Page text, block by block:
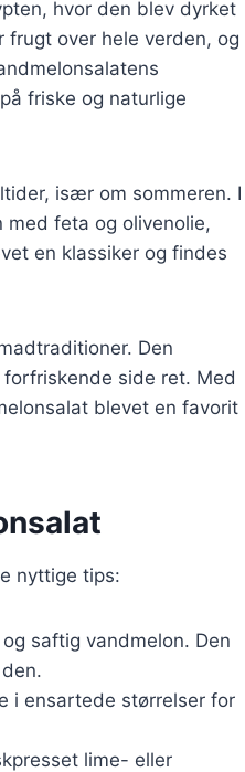
hvor den blev dyrket
over hele verden, og
friske og naturlige
især om sommeren. I
feta og olivenolie,
en klassiker og findes
Den
side ret. Med
blevet en favorit
nyttige tips:
saftig vandmelon. Den
i ensartede størrelser for
lime- eller